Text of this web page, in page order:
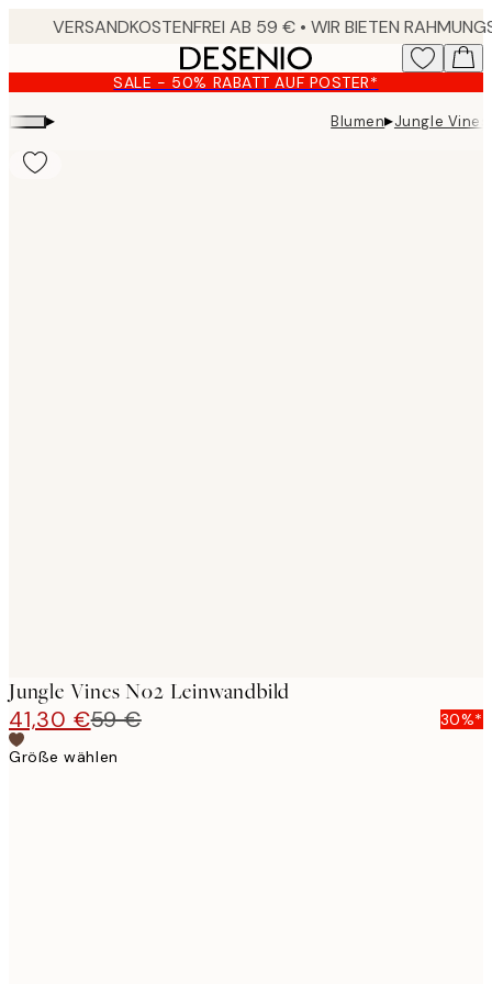
content.
SALE - 50% RABATT AUF POSTER*
▸ Blumen▸Jungle
Jungle Vines No2 Leinwandbild
41,30 €59 €
30%*
Größe wählen